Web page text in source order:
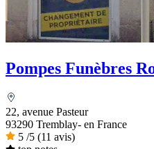
Pompes Funèbres
22, avenue Pasteur
93290 Tremblay- en France
5 /5 (11 avis)